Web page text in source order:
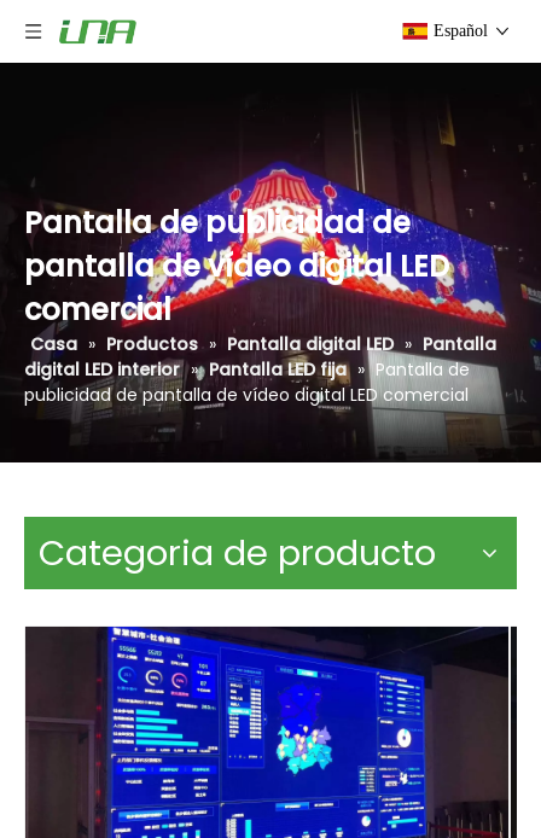
Español
Pantalla de publicidad de
pantalla de vídeo digital LED
comercial
Casa » Productos » Pantalla digital LED » Pantalla
digital LED interior » Pantalla LED fija » Pantalla de
publicidad de pantalla de vídeo digital LED comercial
Categoria de producto